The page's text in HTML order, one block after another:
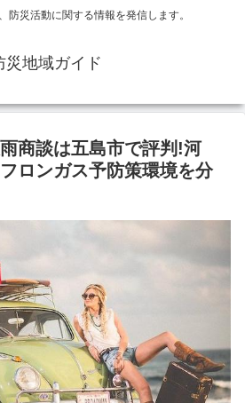
防災活動に関する情報を発信します。
災地域ガイド
商談は五島市で評判!河
ロンガス予防策環境を分